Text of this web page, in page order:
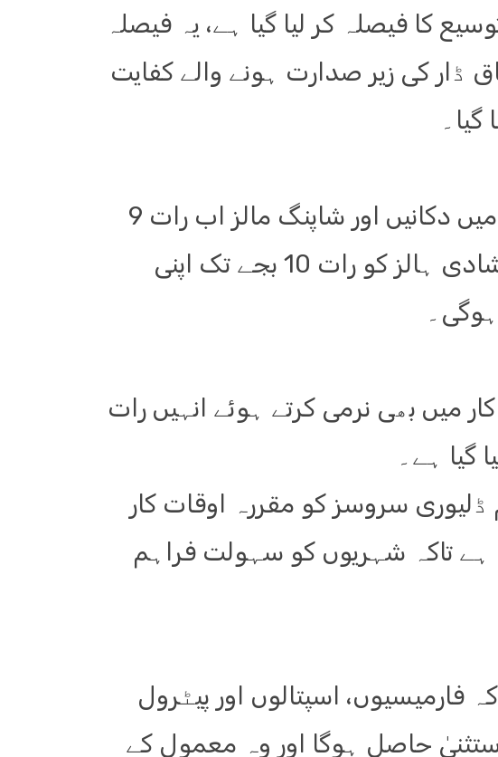
کا فیصلہ کر لیا گیا ہے، یہ فیصلہ
ڈار کی زیر صدارت ہونے والے کفایت
اجلاس میں طے پایا کہ اسلام آباد میں دکانیں اور شاپنگ مالز اب رات 9
بجے تک کھلے رہ سکیں گے جبکہ شادی ہالز کو رات 10 بجے تک اپنی
میں بھی نرمی کرتے ہوئے انہیں رات
سروسز کو مقررہ اوقات کار
ہے تاکہ شہریوں کو سہولت فراہم
فارمیسیوں، اسپتالوں اور پیٹرول
حاصل ہوگا اور وہ معمول کے